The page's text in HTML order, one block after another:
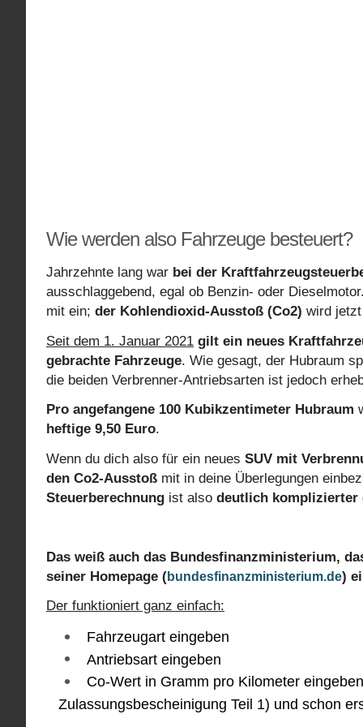
Wie werden also Fahrzeuge besteuert?
Jahrzehnte lang war bei der
ausschlaggebend, egal ob Benzin- oder
mit ein; der Kohlendioxid-Ausstoß (Co2) wird
Seit dem 1. Januar 2021 gilt ein neues
gebrachte Fahrzeuge. Wie gesagt, der Hubraum
die beiden Verbrenner-Antriebsarten ist jedoch
Pro angefangene 100 Kubikzentimeter Hubraum
heftige 9,50 Euro.
Wenn du dich also für ein neues SUV mit
den Co2-Ausstoß mit in deine Überlegungen
Steuerberechnung ist also deutlich komplizierter
Das weiß auch das Bundesfinanzministerium,
seiner Homepage (bundesfinanzministerium.de)
Der funktioniert ganz einfach:
Fahrzeugart eingeben
Antriebsart eingeben
Co-Wert in Gramm pro Kilometer
Zulassungsbescheinigung Teil 1) und schon